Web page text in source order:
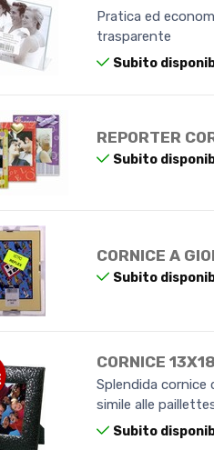
Pratica ed
trasparente
Subito
REPORTER
Subito
CORNICE A
Subito
CORNICE
Splendida
simile alle
Subito